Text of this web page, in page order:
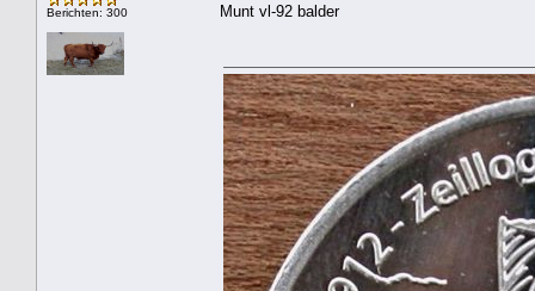
Berichten: 300 Munt vl-92 balder